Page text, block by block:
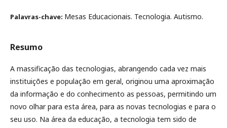
Palavras-chave: Mesas Educacionais. Tecnologia. Autismo.
Resumo
A massificação das tecnologias, abrangendo cada vez mais
instituições e população em geral, originou uma aproximação
da informação e do conhecimento as pessoas, permitindo um
novo olhar para esta área, para as novas tecnologias e para o
seu uso. Na área da educação, a tecnologia tem sido de